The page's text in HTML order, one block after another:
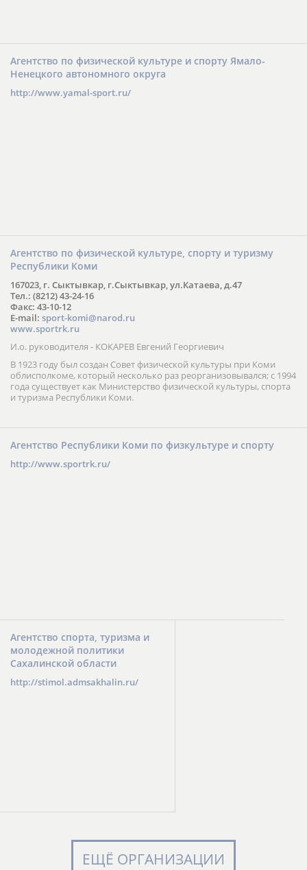
Агентство по физической культуре и спорту Ямало-
Ненецкого автономного округа
http://www.yamal-sport.ru/
Агентство по физической культуре, спорту и туризму
Республики Коми
167023, г. Сыктывкар, г.Сыктывкар, ул.Катаева, д.47
Тел.: (8212) 43-24-16
Факс: 43-10-12
E-mail: sport-komi@narod.ru
www.sportrk.ru
И.о. руководителя - КОКАРЕВ Евгений Георгиевич
В 1923 году был создан Совет физической культуры при Коми
облисполкоме, который несколько раз реорганизовывался; с 1994
года существует как Министерство физической культуры, спорта
и туризма Республики Коми.
Агентство Республики Коми по физкультуре и спорту
http://www.sportrk.ru/
Агентство спорта, туризма и
молодежной политики
Сахалинской области
http://stimol.admsakhalin.ru/
ЕЩЁ ОРГАНИЗАЦИИ